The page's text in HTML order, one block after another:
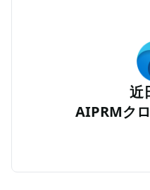
近
AIPRMク